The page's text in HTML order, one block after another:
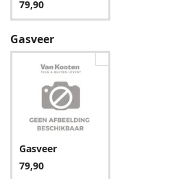
Gasveer
Gasveer
79,90
79,90